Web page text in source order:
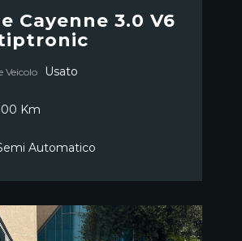
Cayenne 3.0 V6
Veicolo Usato
Km
Automatico